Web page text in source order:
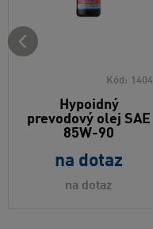
Kód: 1404
Hypoidný
prevodový olej SAE
85W-90
na dotaz
na dotaz